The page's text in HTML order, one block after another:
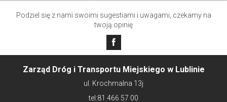
Podziel się z nami swoimi sugestiami i uwagami, czekamy na
twoją opinię
Zarząd Dróg i Transportu Miejskiego w Lublinie
ul. Krochmalna 13j
tel:81 466 57 00